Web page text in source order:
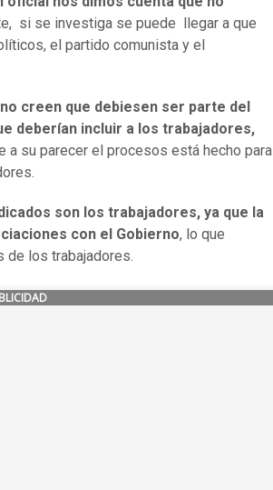
si se investiga se puede llegar a que
el partido comunista y el
creen que debiesen ser parte del
deberían incluir a los trabajadores,
a su parecer el procesos está hecho para
son los trabajadores, ya que la
con el Gobierno, lo que
de los trabajadores.